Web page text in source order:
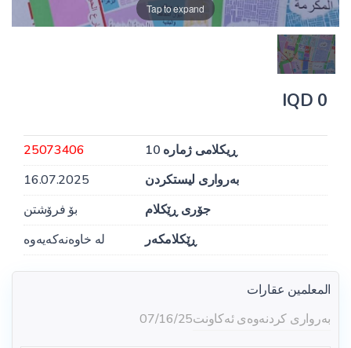
Tap to expand
0 IQD
ڕیکلامی ژمارە 10
25073406
بەرواری لیستکردن
16.07.2025
جۆری ڕێکلام
بۆ فرۆشتن
ڕێکلامکەر
لە خاوەنەکەیەوە
المعلمين عقارات
بەرواری کردنەوەی ئەکاونت07/16/25